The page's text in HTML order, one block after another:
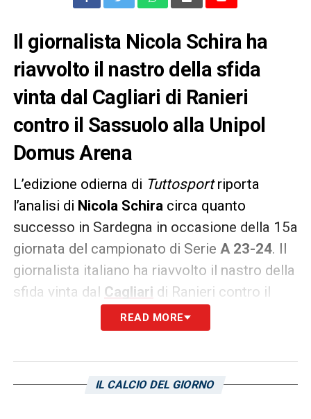
Il giornalista Nicola Schira ha
riavvolto il nastro della sfida
vinta dal Cagliari di Ranieri
contro il Sassuolo alla Unipol
Domus Arena
L’edizione odierna di Tuttosportriporta
l’analisi di Nicola Schiracirca quanto
successo in Sardegna in occasione della 15a
giornata del campionato di Serie A 23-24. Il
giornalista italiano ha riavvolto il nastro della
sfida vinta dal Cagliari di Ranieri contro il
alla Unipol Domus Arena.
Quello del “crederci sempre, arrendersi mai”.
READ MORE
IL CALCIO DEL GIORNO